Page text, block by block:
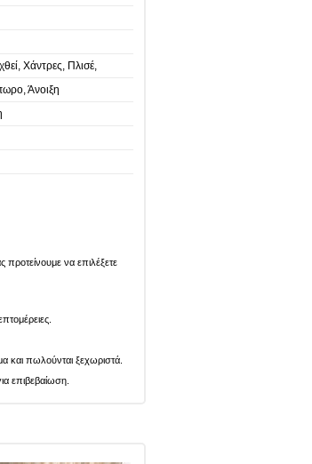
Χάντρες, Πλισέ,
Άνοιξη
να επιλέξετε
και πωλούνται ξεχωριστά.
επιβεβαίωση.